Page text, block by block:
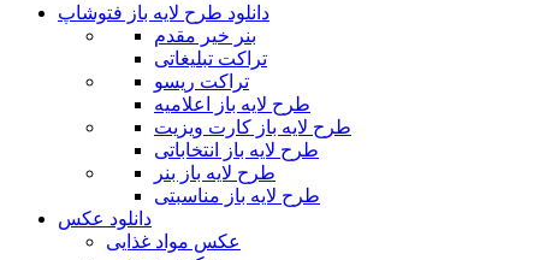
دانلود طرح لایه باز فتوشاپ
بنر خیر مقدم
تراکت تبلیغاتی
تراکت ریسو
طرح لایه باز اعلامیه
طرح لایه باز کارت ویزیت
طرح لایه باز انتخاباتی
طرح لایه باز بنر
طرح لایه باز مناسبتی
دانلود عکس
عکس مواد غذایی